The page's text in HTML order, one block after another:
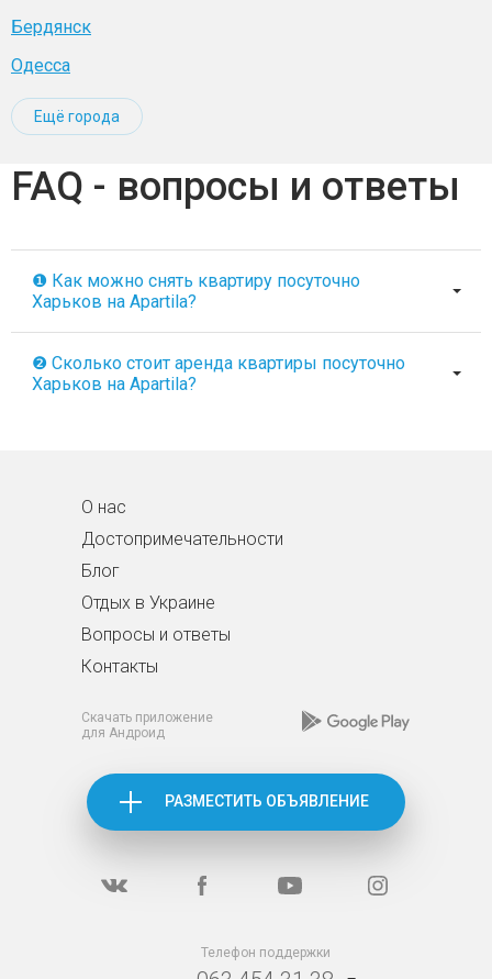
Бердянск
Одесса
Ещё города
FAQ - вопросы и ответы
❶ Как можно снять квартиру посуточно
Харьков на Apartila?
❷ Сколько стоит аренда квартиры посуточно
Харьков на Apartila?
О нас
Достопримечательности
Блог
Отдых в Украине
Вопросы и ответы
Контакты
Скачать приложение
для Андроид
РАЗМЕСТИТЬ ОБЪЯВЛЕНИЕ
Телефон поддержки